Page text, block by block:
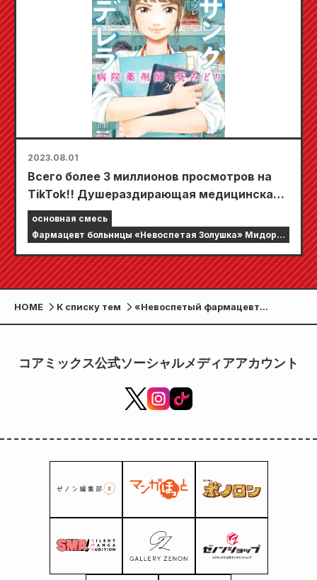
2023.08.01
Всего более 3 миллионов просмотров на
TikTok!! Душераздирающая медицинская
драма «Невоспетая фармацевт больницы
Золушки Мидори Аой» просто смешна!!
основная смесь
Фармацевт больницы «Невоспетая Золушка» Мидори
HOME К списку тем
«Невоспетый фармацевт
опубликованы в еженедельнике
コアミックス公式ソーシャルメディアアカウント